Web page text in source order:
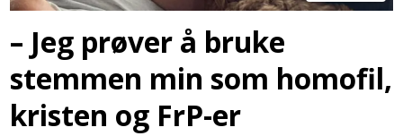
– Jeg prøver å bruke
stemmen min som homofil,
kristen og FrP-er